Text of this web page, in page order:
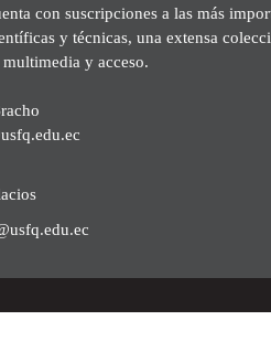
con suscripciones a las más
y técnicas, una extensa
y acceso.